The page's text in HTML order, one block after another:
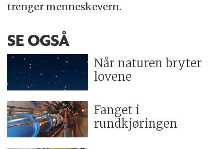
trenger menneskevern.
SE OGSÅ
Når naturen bryter
lovene
Fanget i
rundkjøringen